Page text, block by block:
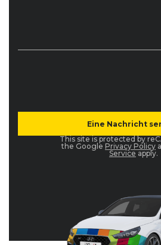
This site is protected by
the Google Privacy Policy
Service apply.